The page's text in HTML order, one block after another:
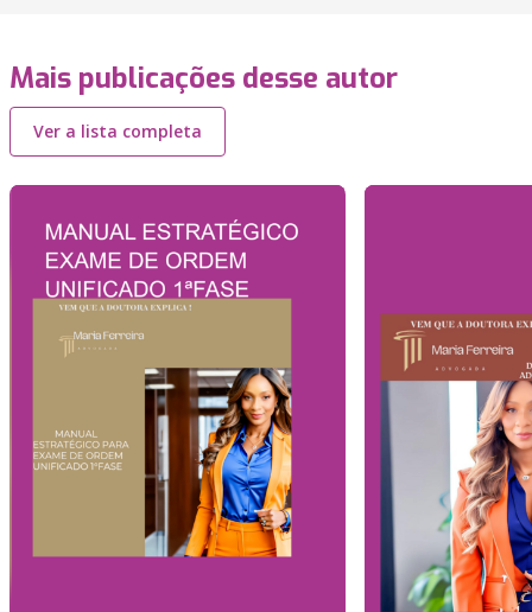
Mais publicações desse autor
Ver a lista completa